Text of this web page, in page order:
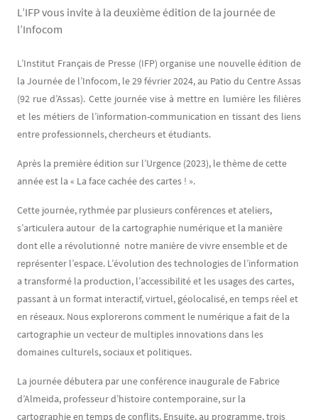
L’IFP vous invite à la deuxième édition de la journée de
l’Infocom
Contenu
Texte
L’Institut Français de Presse (IFP) organise une nouvelle édition de
la Journée de l’Infocom, le 29 février 2024, au Patio du Centre Assas
(92 rue d’Assas). Cette journée vise à mettre en lumière les filières
et les métiers de l’information-communication en tissant des liens
entre professionnels, chercheurs et étudiants.
Après la première édition sur l’Urgence (2023), le thème de cette
année est la « La face cachée des cartes ! ».
Cette journée, rythmée par plusieurs conférences et ateliers,
s’articulera autour de la cartographie numérique et la manière
dont elle a révolutionné notre manière de vivre ensemble et de
représenter l’espace. L’évolution des technologies de l’information
a transformé la production, l’accessibilité et les usages des cartes,
passant à un format interactif, virtuel, géolocalisé, en temps réel et
en réseaux. Nous explorerons comment le numérique a fait de la
cartographie un vecteur de multiples innovations dans les
domaines culturels, sociaux et politiques.
La journée débutera par une conférence inaugurale de Fabrice
d’Almeida, professeur d’histoire contemporaine, sur la
cartographie en temps de conflits. Ensuite, au programme, trois